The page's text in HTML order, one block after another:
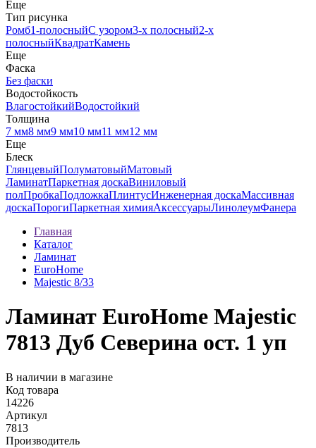
Еще
Тип рисунка
Ромб1-полосныйС узором3-х полосный2-х
полосныйКвадратКамень
Еще
Фаска
Без фаски
Водостойкость
ВлагостойкийВодостойкий
Толщина
7 мм8 мм9 мм10 мм11 мм12 мм
Еще
Блеск
ГлянцевыйПолуматовыйМатовый
ЛаминатПаркетная доскаВиниловый
полПробкаПодложкаПлинтусИнженерная доскаМассивная
доскаПорогиПаркетная химияАксессуарыЛинолеумФанера
Главная
Каталог
Ламинат
EuroHome
Majestic 8/33
Ламинат EuroHome Majestic
7813 Дуб Северина ост. 1 уп
В наличии в магазине
Код товара
14226
Артикул
7813
Производитель